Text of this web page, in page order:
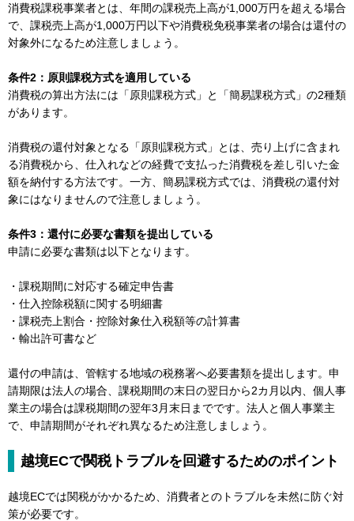
消費税課税事業者とは、年間の課税売上高が1,000万円を超える場合
で、課税売上高が1,000万円以下や消費税免税事業者の場合は還付の
対象外になるため注意しましょう。
条件2：原則課税方式を適用している
消費税の算出方法には「原則課税方式」と「簡易課税方式」の2種類
があります。
消費税の還付対象となる「原則課税方式」とは、売り上げに含まれ
る消費税から、仕入れなどの経費で支払った消費税を差し引いた金
額を納付する方法です。一方、簡易課税方式では、消費税の還付対
象にはなりませんので注意しましょう。
条件3：還付に必要な書類を提出している
申請に必要な書類は以下となります。
・課税期間に対応する確定申告書
・仕入控除税額に関する明細書
・課税売上割合・控除対象仕入税額等の計算書
・輸出許可書など
還付の申請は、管轄する地域の税務署へ必要書類を提出します。申
請期限は法人の場合、課税期間の末日の翌日から2カ月以内、個人事
業主の場合は課税期間の翌年3月末日までです。法人と個人事業主
で、申請期間がそれぞれ異なるため注意しましょう。
越境ECで関税トラブルを回避するためのポイント
越境ECでは関税がかかるため、消費者とのトラブルを未然に防ぐ対
策が必要です。